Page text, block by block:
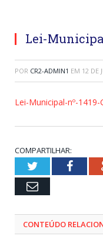
Lei-
POR CR2-ADMIN1 EM 12 DE
Lei-Municipal-nº-1419-
COMPARTILHAR:
Twitter
Email
CONTEÚDO